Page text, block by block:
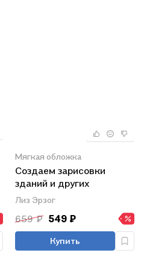
Мягкая обложка
Создаем зарисовки
зданий и других
сооружений шаг за
шагом: 50 проектов с
подробными
объяснениями и
рисунками + чистые
Лиз Эрзог
659 ₽ 549 ₽
Купить